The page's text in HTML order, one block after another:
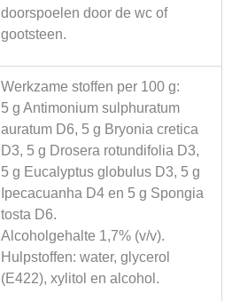
doorspoelen door de wc of
gootsteen.
Werkzame stoffen per 100 g:
5 g Antimonium sulphuratum
auratum D6, 5 g Bryonia cretica
D3, 5 g Drosera rotundifolia D3,
5 g Eucalyptus globulus D3, 5 g
Ipecacuanha D4 en 5 g Spongia
tosta D6.
Alcoholgehalte 1,7% (v/v).
Hulpstoffen: water, glycerol
(E422), xylitol en alcohol.